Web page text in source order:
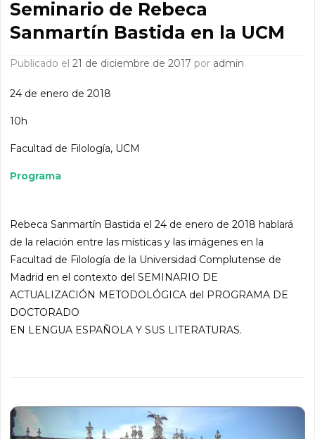
Seminario de Rebeca
Sanmartín Bastida en la UCM
Publicado el21 de diciembre de 2017 por admin
24 de enero de 2018
10h
Facultad de Filología, UCM
Programa
Rebeca Sanmartín Bastida el 24 de enero de 2018 hablará
de la relación entre las místicas y las imágenes en la
Facultad de Filología de la Universidad Complutense de
Madrid en el contexto del SEMINARIO DE
ACTUALIZACIÓN METODOLÓGICA del PROGRAMA DE
DOCTORADO
EN LENGUA ESPAÑOLA Y SUS LITERATURAS.